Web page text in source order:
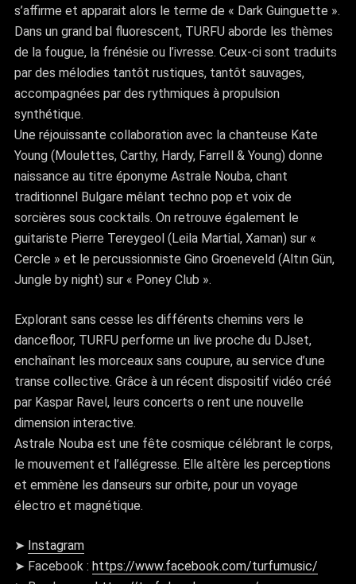
s’affirme et apparait alors le terme de « Dark Guinguette ».
Dans un grand bal fluorescent, TURFU aborde les thèmes
de la fougue, la frénésie ou l’ivresse. Ceux-ci sont traduits
par des mélodies tantôt rustiques, tantôt sauvages,
accompagnées par des rythmiques à propulsion
synthétique.
Une réjouissante collaboration avec la chanteuse Kate
Young (Moulettes, Carthy, Hardy, Farrell & Young) donne
naissance au titre éponyme Astrale Nouba, chant
traditionnel Bulgare mêlant techno pop et voix de
sorcières sous cocktails. On retrouve également le
guitariste Pierre Tereygeol (Leila Martial, Xaman) sur «
Cercle » et le percussionniste Gino Groeneveld (Altın Gün,
Jungle by night) sur « Poney Club ».
Explorant sans cesse les différents chemins vers le
dancefloor, TURFU performe un live proche du DJset,
enchaînant les morceaux sans coupure, au service d’une
transe collective. Grâce à un récent dispositif vidéo créé
par Kaspar Ravel, leurs concerts o rent une nouvelle
dimension interactive.
Astrale Nouba est une fête cosmique célébrant le corps,
le mouvement et l’allégresse. Elle altère les perceptions
et emmène les danseurs sur orbite, pour un voyage
électro et magnétique.
➤ Instagram
➤ Facebook : https://www.facebook.com/turfumusic/